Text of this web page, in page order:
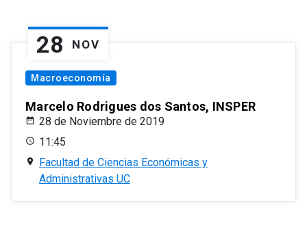
28 NOV
Macroeconomía
Marcelo Rodrigues dos Santos, INSPER
28 de Noviembre de 2019
11:45
Facultad de Ciencias Económicas y
Administrativas UC